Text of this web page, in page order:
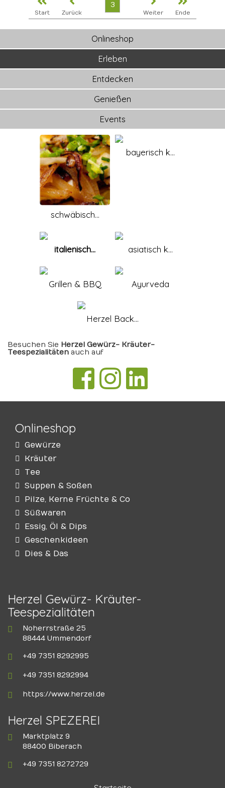
Start Zurück
3
Weiter Ende
Onlineshop
Erleben
Entdecken
Genießen
Events
schwäbisch...
bayerisch k...
italienisch... asiatisch k...
Grillen & BBQ Ayurveda
Herzel Back...
Besuchen Sie Herzel Gewürz- Kräuter-
Teespezialitäten auch auf
Onlineshop
Gewürze
Kräuter
Tee
Suppen & Soßen
Pilze, Kerne Früchte & Co
Süßwaren
Essig, Öl & Dips
Geschenkideen
Dies & Das
Herzel Gewürz- Kräuter-
Teespezialitäten
Noherrstraße 25
88444 Ummendorf
+49 7351 8292995
+49 7351 8292994
https://www.herzel.de
Herzel SPEZEREI
Marktplatz 9
88400 Biberach
+49 7351 8272729